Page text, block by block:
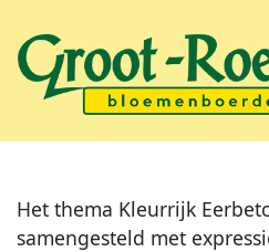
Het thema Kleurrijk
samengesteld met